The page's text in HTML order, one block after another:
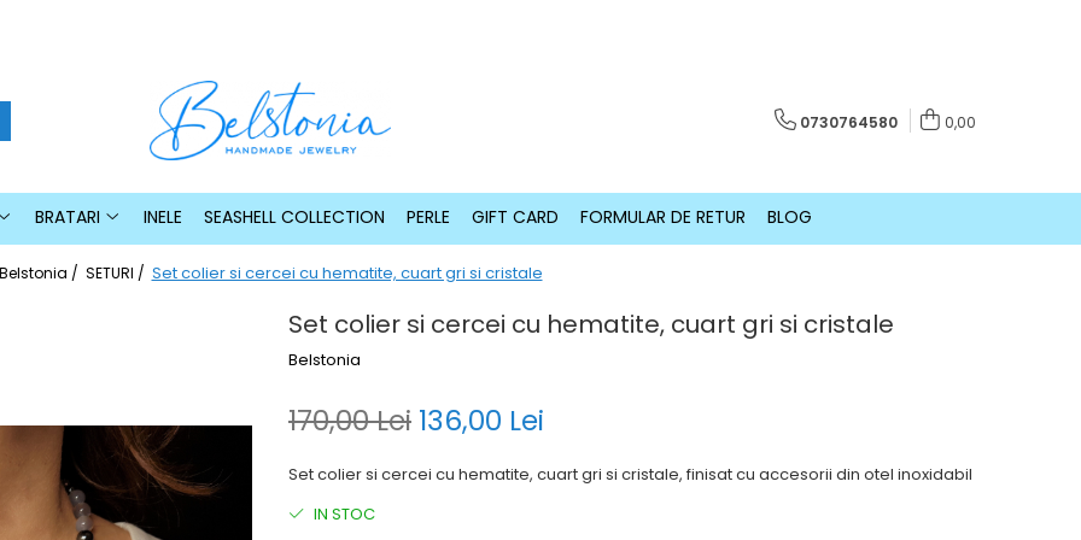
0730764580 0,00
BRATARI INELE SEASHELL COLLECTION PERLE GIFT CARD FORMULAR DE RETUR BLOG
Belstonia / SETURI / Set colier si cercei cu hematite, cuart gri si cristale
Set colier si cercei cu hematite, cuart gri si cristale
Belstonia
170,00 Lei 136,00 Lei
Set colier si cercei cu hematite, cuart gri si cristale, finisat cu accesorii din otel inoxidabil
IN STOC